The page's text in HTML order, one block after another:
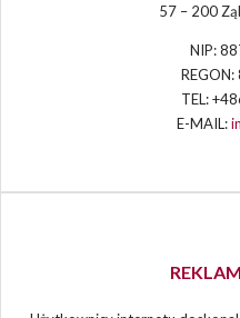
57 – 200
NIP:
TEL:
E-MAIL: